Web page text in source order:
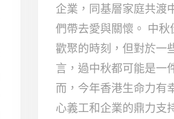
企業，同基層家庭共渡
們帶去愛與關懷。 中秋
歡聚的時刻，但對於一
言，過中秋都可能是一
而，今年香港生命力有
心義工和企業的鼎力支